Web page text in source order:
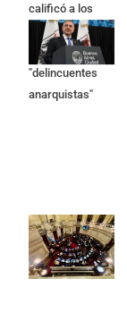
calificó a los
responsables
como
"delincuentes
anarquistas"